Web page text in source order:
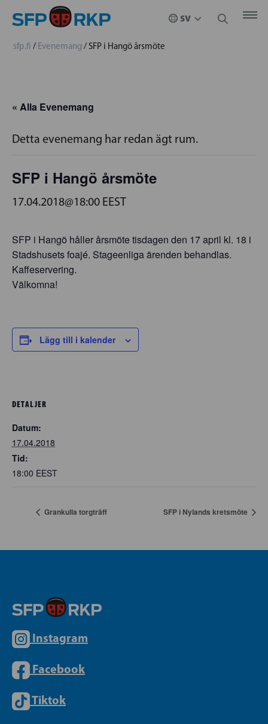
sfp.fi / Evenemang / SFP i Hangö årsmöte
« Alla Evenemang
Detta evenemang har redan ägt rum.
SFP i Hangö årsmöte
17.04.2018@18:00 EEST
SFP i Hangö håller årsmöte tisdagen den 17 april kl. 18 i
Stadshusets foajé. Stageenliga ärenden behandlas.
Kaffeservering.
Välkomna!
Lägg till i kalender
DETALJER
Datum:
17.04.2018
Tid:
18:00 EEST
Grankulla torgträff SFP i Nylands kretsmöte
Instagram
Facebook
Tiktok